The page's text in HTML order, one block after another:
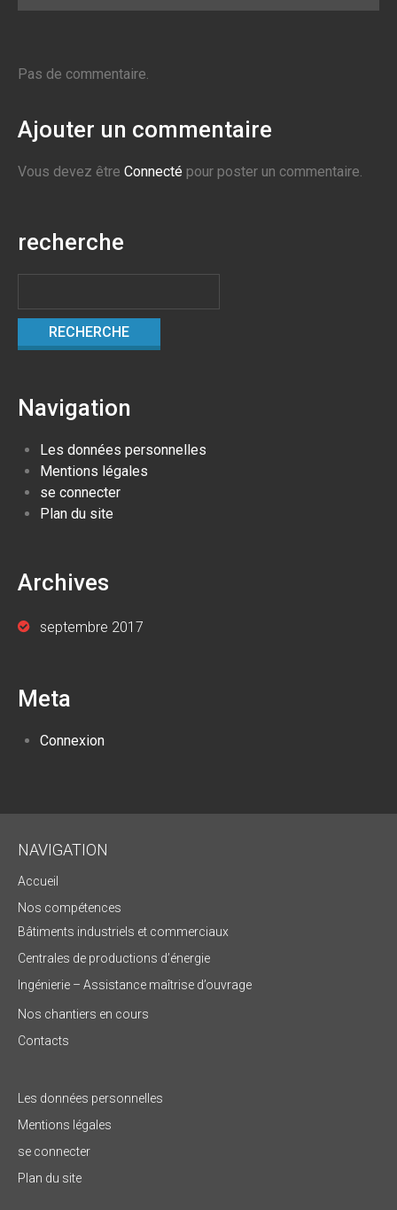
Pas de commentaire.
Ajouter un commentaire
Vous devez être Connecté pour poster un commentaire.
recherche
Navigation
Les données personnelles
Mentions légales
se connecter
Plan du site
Archives
septembre 2017
Meta
Connexion
NAVIGATION
Accueil
Nos compétences
Bâtiments industriels et commerciaux
Centrales de productions d’énergie
Ingénierie – Assistance maîtrise d’ouvrage
Nos chantiers en cours
Contacts
Les données personnelles
Mentions légales
se connecter
Plan du site